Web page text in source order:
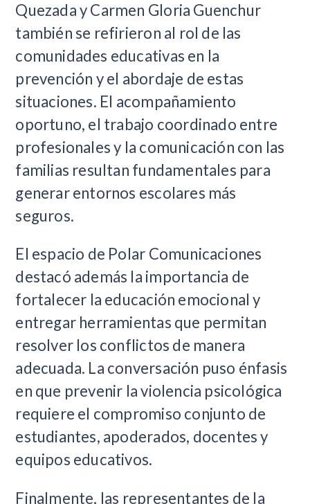
Quezada y Carmen Gloria Guenchur
también se refirieron al rol de las
comunidades educativas en la
prevención y el abordaje de estas
situaciones. El acompañamiento
oportuno, el trabajo coordinado entre
profesionales y la comunicación con las
familias resultan fundamentales para
generar entornos escolares más
seguros.
El espacio de Polar Comunicaciones
destacó además la importancia de
fortalecer la educación emocional y
entregar herramientas que permitan
resolver los conflictos de manera
adecuada. La conversación puso énfasis
en que prevenir la violencia psicológica
requiere el compromiso conjunto de
estudiantes, apoderados, docentes y
equipos educativos.
Finalmente, las representantes de la